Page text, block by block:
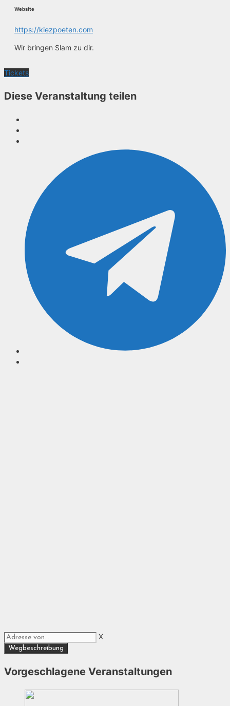
Website
https://kiezpoeten.com
Wir bringen Slam zu dir.
Tickets
Diese Veranstaltung teilen
X
Vorgeschlagene Veranstaltungen